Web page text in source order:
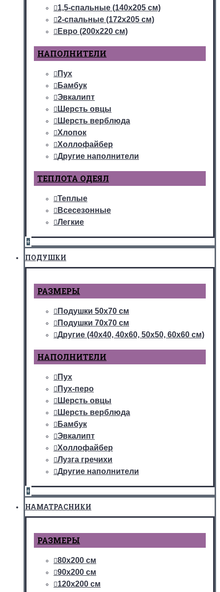
1,5-спальные (140х205 см)
2-спальные (172х205 см)
Евро (200х220 см)
НАПОЛНИТЕЛИ
Пух
Бамбук
Эвкалипт
Шерсть овцы
Шерсть верблюда
Хлопок
Холлофайбер
Другие наполнители
ТЕПЛОТА ОДЕЯЛ
Теплые
Всесезонные
Легкие
+
ПОДУШКИ
РАЗМЕРЫ
Подушки 50х70 см
Подушки 70х70 см
Другие (40х40, 40х60, 50х50, 60х60 см)
НАПОЛНИТЕЛИ
Пух
Пух-перо
Шерсть овцы
Шерсть верблюда
Бамбук
Эвкалипт
Холлофайбер
Лузга гречихи
Другие наполнители
+
НАМАТРАСНИКИ
РАЗМЕРЫ
80х200 см
90х200 см
120х200 см